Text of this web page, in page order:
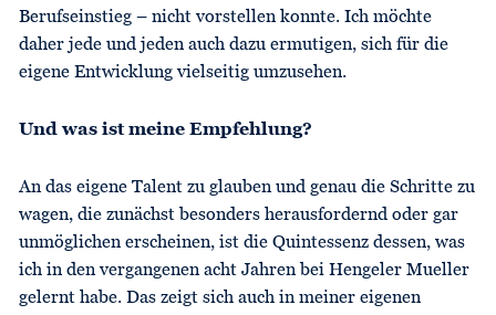
Berufseinstieg – nicht vorstellen konnte. Ich möchte
daher jede und jeden auch dazu ermutigen, sich für die
eigene Entwicklung vielseitig umzusehen.
Und was ist meine Empfehlung?
An das eigene Talent zu glauben und genau die Schritte zu
wagen, die zunächst besonders herausfordernd oder gar
unmöglichen erscheinen, ist die Quintessenz dessen, was
ich in den vergangenen acht Jahren bei Hengeler Mueller
gelernt habe. Das zeigt sich auch in meiner eigenen